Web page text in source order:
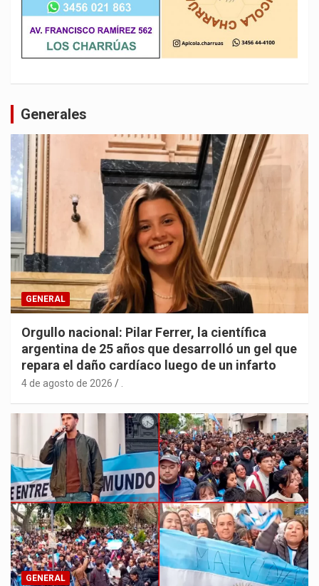
Generales
GENERAL
Orgullo nacional: Pilar Ferrer, la científica
argentina de 25 años que desarrolló un gel que
repara el daño cardíaco luego de un infarto
4 de agosto de 2026
GENERAL